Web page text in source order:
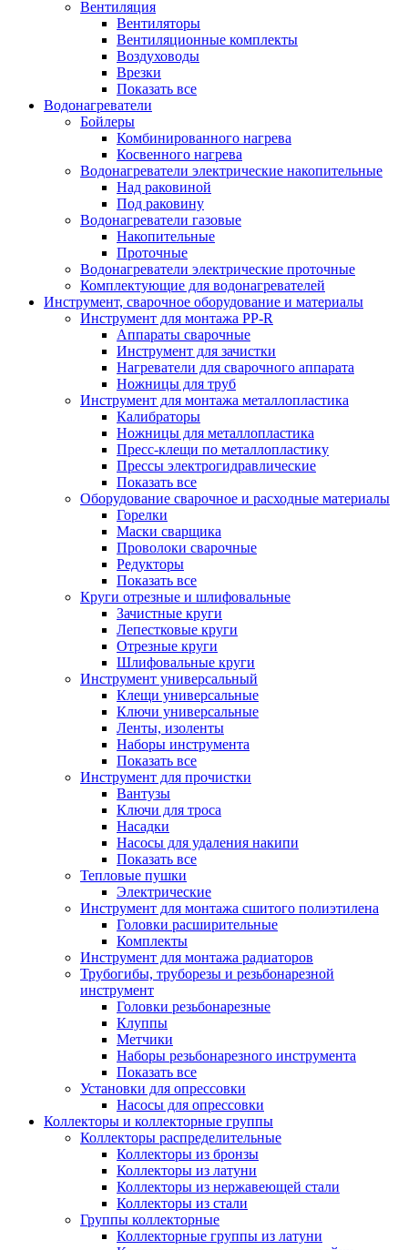
Вентиляция
Вентиляторы
Вентиляционные комплекты
Воздуховоды
Врезки
Показать все
Водонагреватели
Бойлеры
Комбинированного нагрева
Косвенного нагрева
Водонагреватели электрические накопительные
Над раковиной
Под раковину
Водонагреватели газовые
Накопительные
Проточные
Водонагреватели электрические проточные
Комплектующие для водонагревателей
Инструмент, сварочное оборудование и материалы
Инструмент для монтажа PP-R
Аппараты сварочные
Инструмент для зачистки
Нагреватели для сварочного аппарата
Ножницы для труб
Инструмент для монтажа металлопластика
Калибраторы
Ножницы для металлопластика
Пресс-клещи по металлопластику
Прессы электрогидравлические
Показать все
Оборудование сварочное и расходные материалы
Горелки
Маски сварщика
Проволоки сварочные
Редукторы
Показать все
Круги отрезные и шлифовальные
Зачистные круги
Лепестковые круги
Отрезные круги
Шлифовальные круги
Инструмент универсальный
Клещи универсальные
Ключи универсальные
Ленты, изоленты
Наборы инструмента
Показать все
Инструмент для прочистки
Вантузы
Ключи для троса
Насадки
Насосы для удаления накипи
Показать все
Тепловые пушки
Электрические
Инструмент для монтажа сшитого полиэтилена
Головки расширительные
Комплекты
Инструмент для монтажа радиаторов
Трубогибы, труборезы и резьбонарезной
инструмент
Головки резьбонарезные
Клуппы
Метчики
Наборы резьбонарезного инструмента
Показать все
Установки для опрессовки
Насосы для опрессовки
Коллекторы и коллекторные группы
Коллекторы распределительные
Коллекторы из бронзы
Коллекторы из латуни
Коллекторы из нержавеющей стали
Коллекторы из стали
Группы коллекторные
Коллекторные группы из латуни